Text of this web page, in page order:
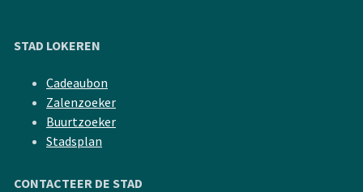
STAD LOKEREN
Cadeaubon
Zalenzoeker
Buurtzoeker
Stadsplan
CONTACTEER DE STAD